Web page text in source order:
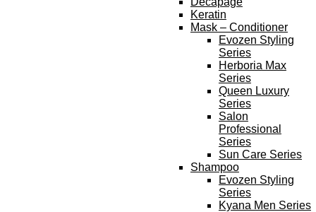
Keratin
Mask – Conditioner
Evozen Styling
Series
Herboria Max
Series
Queen Luxury
Series
Salon
Professional
Series
Sun Care Series
Shampoo
Evozen Styling
Series
Kyana Men Series